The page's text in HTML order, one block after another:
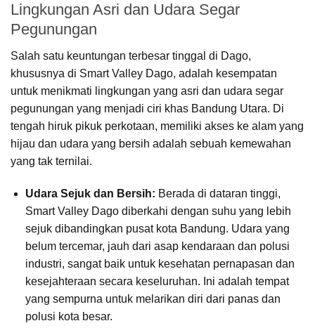
Lingkungan Asri dan Udara Segar
Pegunungan
Salah satu keuntungan terbesar tinggal di Dago,
khususnya di Smart Valley Dago, adalah kesempatan
untuk menikmati lingkungan yang asri dan udara segar
pegunungan yang menjadi ciri khas Bandung Utara. Di
tengah hiruk pikuk perkotaan, memiliki akses ke alam yang
hijau dan udara yang bersih adalah sebuah kemewahan
yang tak ternilai.
Udara Sejuk dan Bersih: Berada di dataran tinggi,
Smart Valley Dago diberkahi dengan suhu yang lebih
sejuk dibandingkan pusat kota Bandung. Udara yang
belum tercemar, jauh dari asap kendaraan dan polusi
industri, sangat baik untuk kesehatan pernapasan dan
kesejahteraan secara keseluruhan. Ini adalah tempat
yang sempurna untuk melarikan diri dari panas dan
polusi kota besar.